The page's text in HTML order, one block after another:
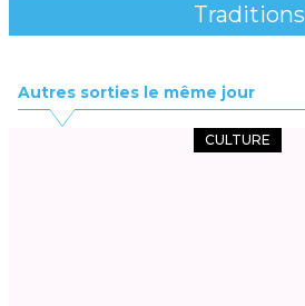
Traditions
Autres sorties le même jour
CULTURE